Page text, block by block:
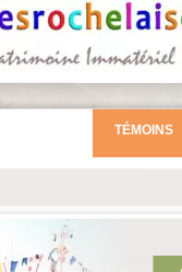
TÉMOINS